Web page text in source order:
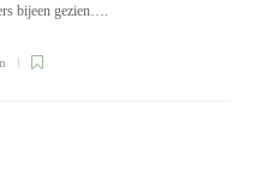
bijeen gezien….